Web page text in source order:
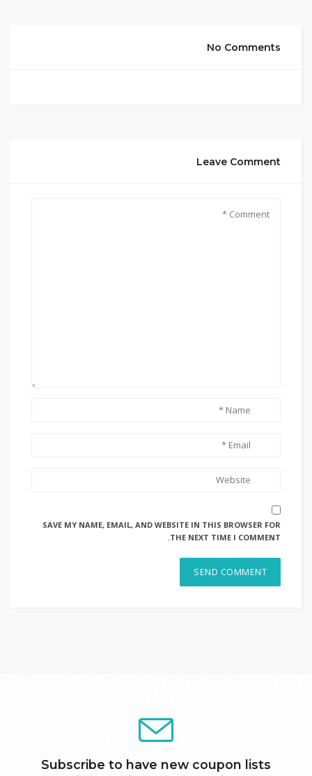
No Comments
Leave Comment
SAVE MY NAME, EMAIL, AND WEBSITE IN THIS BROWSER FOR
THE NEXT TIME I COMMENT.
Subscribe to have new coupon lists